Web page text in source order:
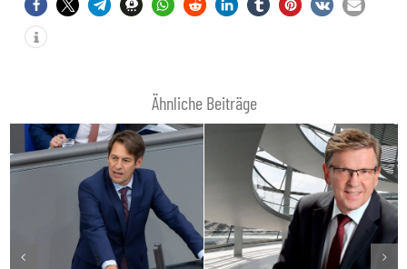
Ähnliche Beiträge